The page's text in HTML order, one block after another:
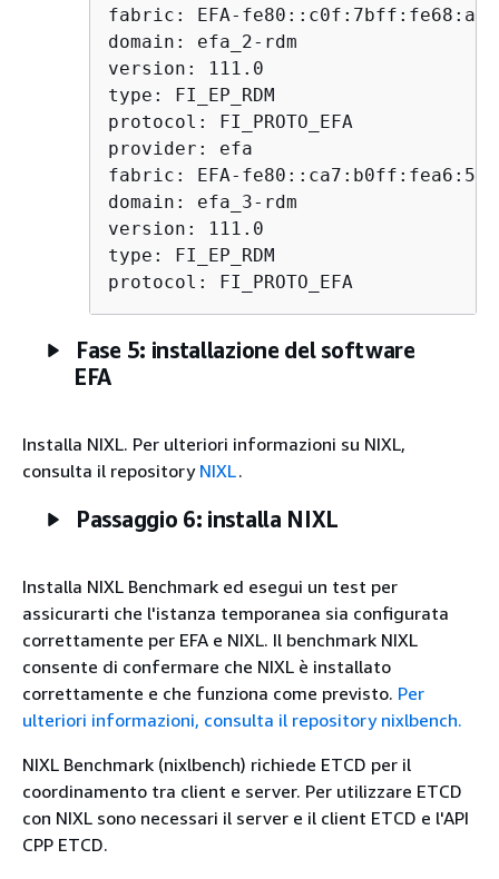
fabric: EFA-
domain: efa_2-rdm
version: 111.0
type: FI_EP_RDM
protocol: FI_PROTO_EFA
provider: efa
fabric: EFA-
domain: efa_3-rdm
version: 111.0
type: FI_EP_RDM
protocol: FI_PROTO_EFA
Fase 5: installazione del software
EFA
Installa NIXL. Per ulteriori informazioni su NIXL,
consulta il repository NIXL.
Passaggio 6: installa NIXL
Installa NIXL Benchmark ed esegui un test per
assicurarti che l'istanza temporanea sia configurata
correttamente per EFA e NIXL. Il benchmark NIXL
consente di confermare che NIXL è installato
correttamente e che funziona come previsto. Per
ulteriori informazioni, consulta il repository nixlbench.
NIXL Benchmark (nixlbench) richiede ETCD per il
coordinamento tra client e server. Per utilizzare ETCD
con NIXL sono necessari il server e il client ETCD e l'API
CPP ETCD.